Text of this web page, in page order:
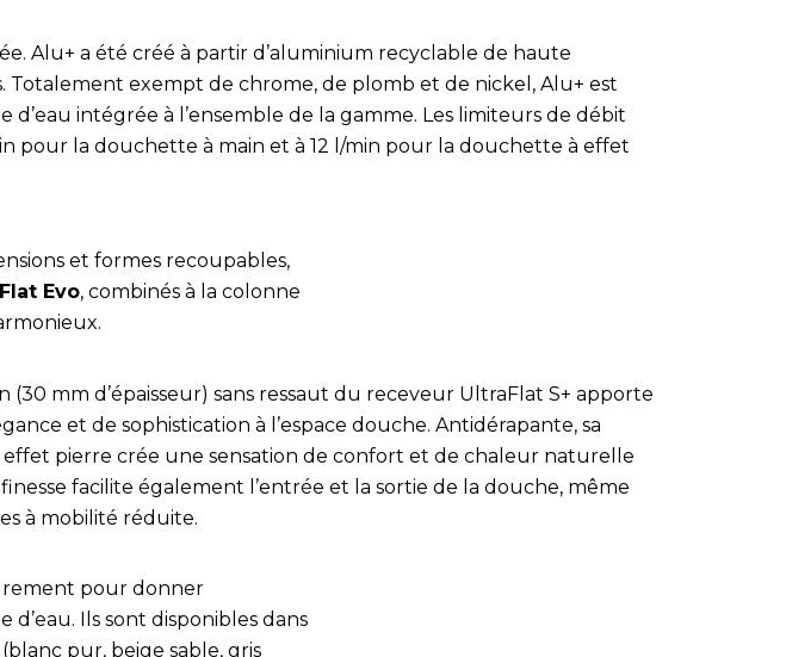
Alu+ a été créé à partir d’aluminium recyclable de haute
Totalement exempt de chrome, de plomb et de nickel, Alu+ est
intégrée à l’ensemble de la gamme. Les limiteurs de débit
pour la douchette à main et à 12 l/min pour la douchette à effet
et formes recoupables,
Evo, combinés à la colonne
(30 mm d’épaisseur) sans ressaut du receveur UltraFlat S+ apporte
et de sophistication à l’espace douche. Antidérapante, sa
pierre crée une sensation de confort et de chaleur naturelle
finesse facilite également l’entrée et la sortie de la douche, même
à mobilité réduite.
pour donner
d’eau. Ils sont disponibles dans
pur, beige sable, gris